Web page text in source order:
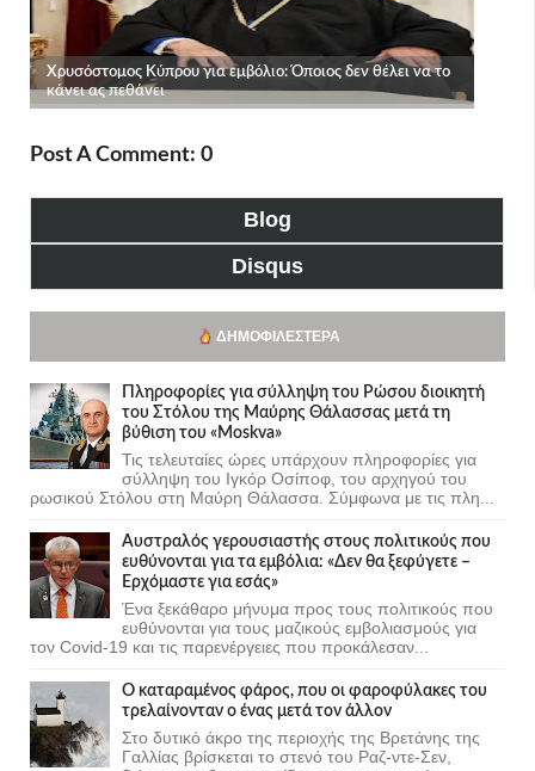
Post A Comment: 0
Blog
Disqus
ΔΗΜΟΦΙΛΈΣΤΕΡΑ
Πληροφορίες για σύλληψη του Ρώσου διοικητή
του Στόλου της Mαύρης Θάλασσας μετά τη
βύθιση του «Moskva»
Τις τελευταίες ώρες υπάρχουν πληροφορίες για
σύλληψη του Ιγκόρ Οσίποφ, του αρχηγού του
ρωσικού Στόλου στη Μαύρη Θάλασσα. Σύμφωνα με τις πλη...
Αυστραλός γερουσιαστής στους πολιτικούς που
ευθύνονται για τα εμβόλια: «Δεν θα ξεφύγετε –
Ερχόμαστε για εσάς»
Ένα ξεκάθαρο μήνυμα προς τους πολιτικούς που
ευθύνονται για τους μαζικούς εμβολιασμούς για
τον Covid-19 και τις παρενέργειες που προκάλεσαν...
Ο καταραμένος φάρος, που οι φαροφύλακες του
τρελαίνονταν ο ένας μετά τον άλλον
Στο δυτικό άκρο της περιοχής της Βρετάνης της
Γαλλίας βρίσκεται το στενό του Ραζ-ντε-Σεν,